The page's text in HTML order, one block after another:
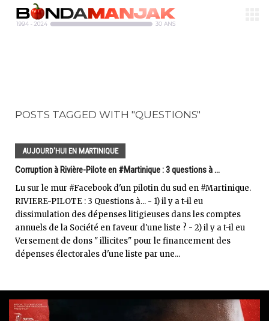
POSTS TAGGED WITH "QUESTIONS"
AUJOURD'HUI EN MARTINIQUE
Corruption à Rivière-Pilote en #Martinique : 3 questions à ...
Lu sur le mur #Facebook d'un pilotin du sud en #Martinique.
RIVIERE-PILOTE : 3 Questions à... - 1) il y a t-il eu
dissimulation des dépenses litigieuses dans les comptes
annuels de la Société en faveur d'une liste ? - 2) il y a t-il eu
Versement de dons " illicites" pour le financement des
dépenses électorales d'une liste par une...